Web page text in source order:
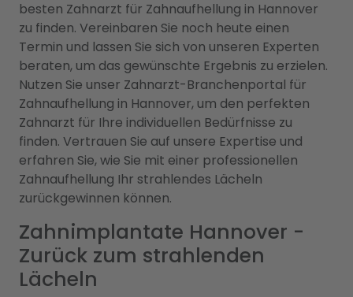
besten Zahnarzt für Zahnaufhellung in Hannover
zu finden. Vereinbaren Sie noch heute einen
Termin und lassen Sie sich von unseren Experten
beraten, um das gewünschte Ergebnis zu erzielen.
Nutzen Sie unser Zahnarzt-Branchenportal für
Zahnaufhellung in Hannover, um den perfekten
Zahnarzt für Ihre individuellen Bedürfnisse zu
finden. Vertrauen Sie auf unsere Expertise und
erfahren Sie, wie Sie mit einer professionellen
Zahnaufhellung Ihr strahlendes Lächeln
zurückgewinnen können.
Zahnimplantate Hannover -
Zurück zum strahlenden
Lächeln